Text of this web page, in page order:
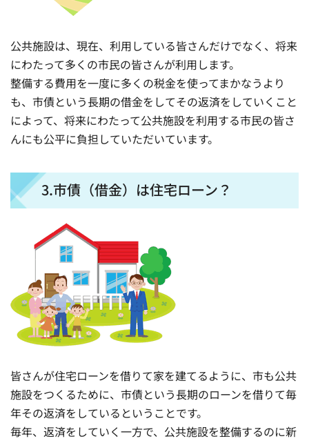
公共施設は、現在、利用している皆さんだけでなく、将来
にわたって多くの市民の皆さんが利用します。
整備する費用を一度に多くの税金を使ってまかなうより
も、市債という長期の借金をしてその返済をしていくこと
によって、将来にわたって公共施設を利用する市民の皆さ
んにも公平に負担していただいています。
3.市債（借金）は住宅ローン？
皆さんが住宅ローンを借りて家を建てるように、市も公共
施設をつくるために、市債という長期のローンを借りて毎
年その返済をしているということです。
毎年、返済をしていく一方で、公共施設を整備するのに新